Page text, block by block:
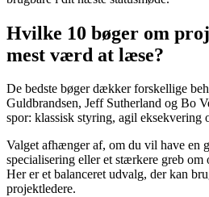
Hvilke 10 bøger om
mest værd at læse?
De bedste bøger dækker forskellige
Guldbrandsen, Jeff Sutherland og Bo
spor: klassisk styring, agil eksekvering
Valget afhænger af, om du vil have en
specialisering eller et stærkere greb om
Her er et balanceret udvalg, der kan
projektledere.